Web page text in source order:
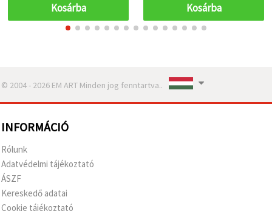
Kosárba Kosárba
© 2004 - 2026 EM ART Minden jog fenntartva..
INFORMÁCIÓ
Rólunk
Adatvédelmi tájékoztató
ÁSZF
Kereskedő adatai
Cookie tájékoztató